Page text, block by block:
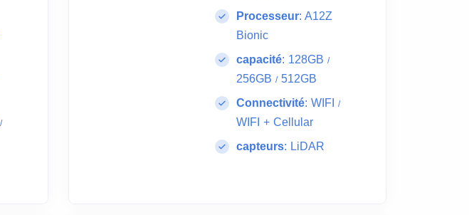
/
Processeur: A12Z
Bionic
capacité: 128GB /
256GB /512GB
Connectivité: WIFI /
WIFI + Cellular
capteurs: LiDAR